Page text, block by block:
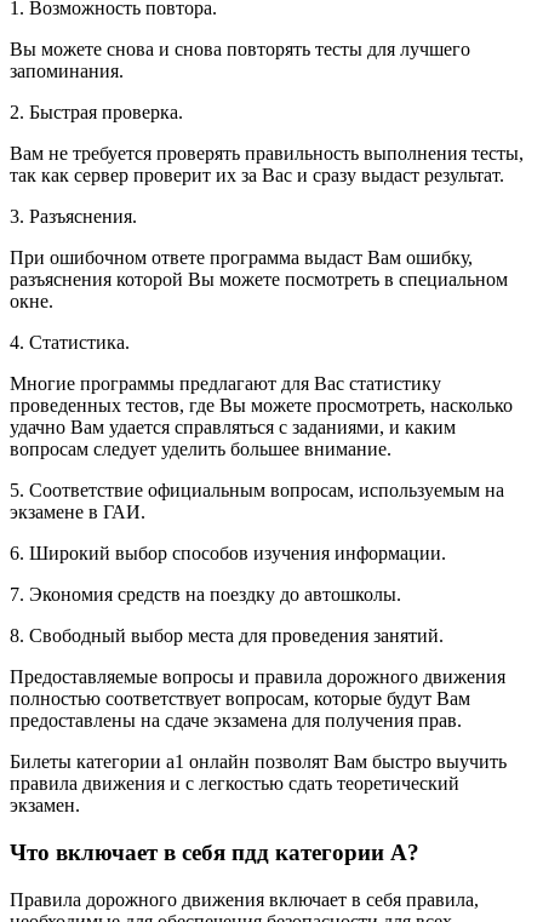
1. Возможность повтора.
Вы можете снова и снова повторять тесты для лучшего
запоминания.
2. Быстрая проверка.
Вам не требуется проверять правильность выполнения тесты,
так как сервер проверит их за Вас и сразу выдаст результат.
3. Разъяснения.
При ошибочном ответе программа выдаст Вам ошибку,
разъяснения которой Вы можете посмотреть в специальном
окне.
4. Статистика.
Многие программы предлагают для Вас статистику
проведенных тестов, где Вы можете просмотреть, насколько
удачно Вам удается справляться с заданиями, и каким
вопросам следует уделить большее внимание.
5. Соответствие официальным вопросам, используемым на
экзамене в ГАИ.
6. Широкий выбор способов изучения информации.
7. Экономия средств на поездку до автошколы.
8. Свободный выбор места для проведения занятий.
Предоставляемые вопросы и правила дорожного движения
полностью соответствует вопросам, которые будут Вам
предоставлены на сдаче экзамена для получения прав.
Билеты категории а1 онлайн позволят Вам быстро выучить
правила движения и с легкостью сдать теоретический
экзамен.
Что включает в себя пдд категории А?
Правила дорожного движения включает в себя правила,